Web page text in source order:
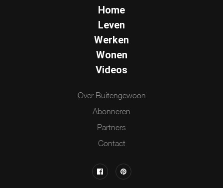
Home
Leven
Werken
Wonen
Videos
Over Buitengewoon
Abonneren
Partners
Contact